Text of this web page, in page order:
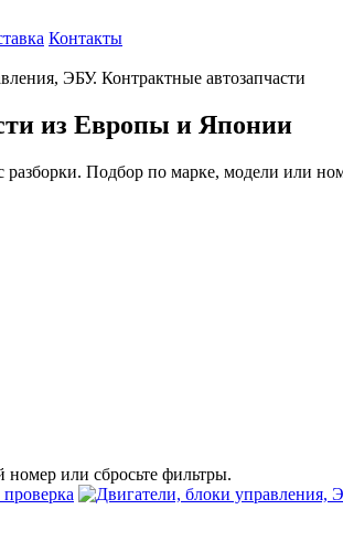
Контакты
из Европы и Японии
разборки. Подбор по марке, модели или
или сбросьте фильтры.